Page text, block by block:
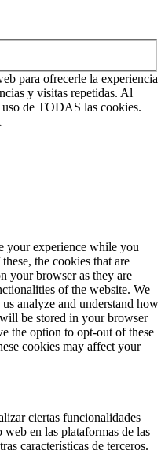
para ofrecerle la experiencia
y visitas repetidas. Al
de TODAS las cookies.
your experience while you
the cookies that are
your browser as they are
of the website. We
analyze and understand how
be stored in your browser
the option to opt-out of these
cookies may affect your
ciertas funcionalidades
en las plataformas de las
características de terceros.